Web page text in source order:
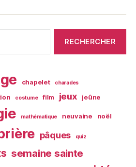
chapelet charades
costume film jeux jeûne
mathématique neuvaine noël
pâques quiz
semaine sainte